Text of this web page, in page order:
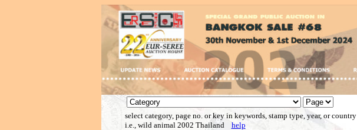
select category, page no. or key in keywords, stamp type, year, or country
i.e., wild animal 2002 Thailand help